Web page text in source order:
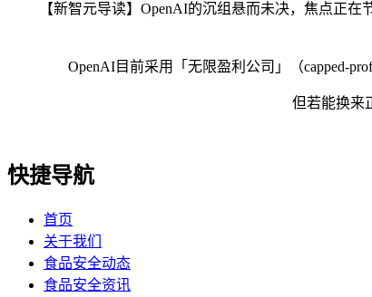
【新智元导读】OpenAI的沉组悬而未决，焦点正在节
OpenAI目前采用「无限盈利公司」（capped-
但若能换来正
快捷导航
首页
关于我们
食品安全动态
食品安全资讯